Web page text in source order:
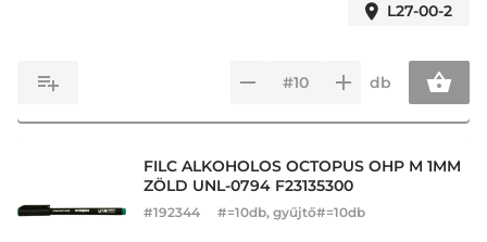
L27-00-2
db
FILC ALKOHOLOS OCTOPUS OHP M 1MM
ZÖLD UNL-0794 F23135300
#192344 #=10db, gyűjtő#=10db